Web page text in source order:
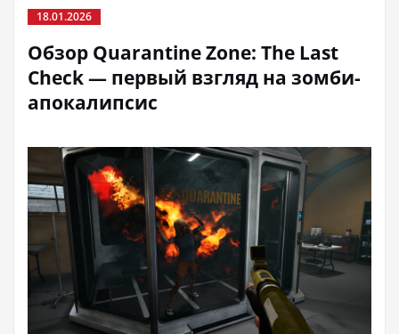
18.01.2026
Обзор Quarantine Zone: The Last
Check — первый взгляд на зомби-
апокалипсис